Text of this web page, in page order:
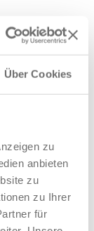
Über Cookies
zu
anbieten
zu
zu Ihrer
für
Motorrad
geeignet.
leicht von der